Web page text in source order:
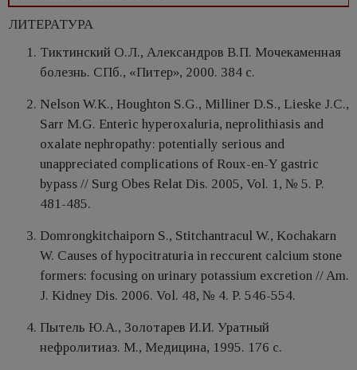
ЛИТЕРАТУРА
Тиктинский О.Л., Александров В.П. Мочекаменная
болезнь. СПб., «Питер», 2000. 384 с.
Nelson W.K., Houghton S.G., Milliner D.S., Lieske J.C.,
Sarr M.G. Enteric hyperoxal­uria, neprolithiasis and
oxalate nephropathy: potentially serious and
unappreciated complications of Roux-en-Y gastric
bypass // Surg Obes Relat Dis. 2005, Vol. 1, № 5. P.
481-485.
Domrongkitchaiporn S., Stitchantracul W., Kochakarn
W. Causes of hypocitraturia in reccurent calcium stone
formers: focusing on urinary potassium excretion // Am.
J. Kidney Dis. 2006. Vol. 48, № 4. P. 546-554.
Пытель Ю.А., Золотарев И.И. Уратный
нефролитиаз. М., Медицина, 1995. 176 c.